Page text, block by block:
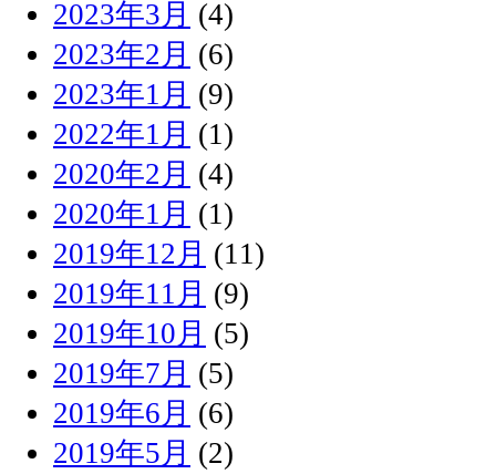
2023年3月 (4)
2023年2月 (6)
2023年1月 (9)
2022年1月 (1)
2020年2月 (4)
2020年1月 (1)
2019年12月 (11)
2019年11月 (9)
2019年10月 (5)
2019年7月 (5)
2019年6月 (6)
2019年5月 (2)